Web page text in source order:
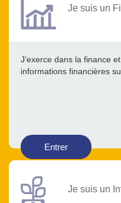
Je suis un
J’exerce dans la finance
informations financières
Entrer
Je suis un